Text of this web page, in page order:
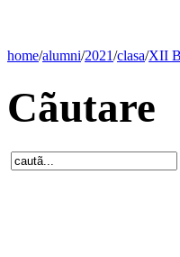
home/alumni/2021/clasa/XII B
Cãutare